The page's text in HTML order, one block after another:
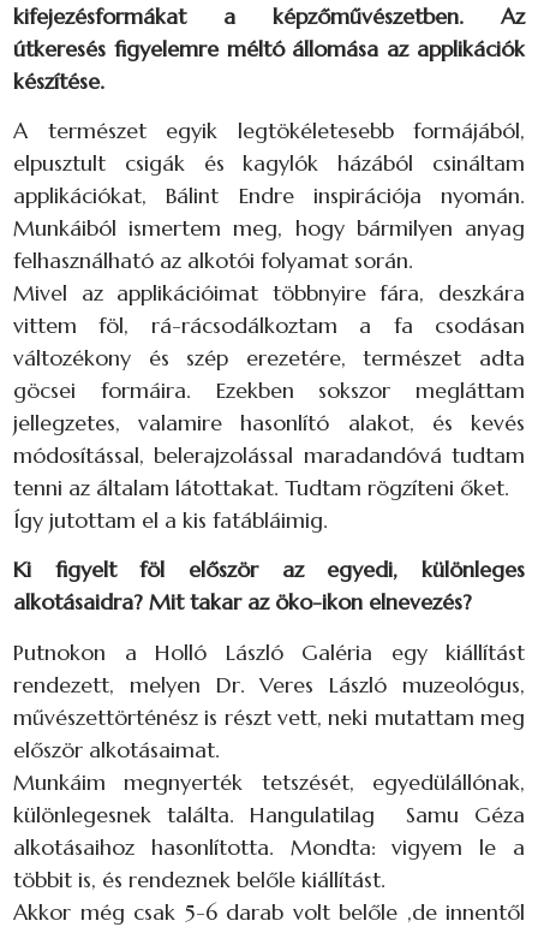
kifejezésformákat a képzőművészetben. Az
útkeresés figyelemre méltó állomása az applikációk
készítése.
A természet egyik legtökéletesebb formájából,
elpusztult csigák és kagylók házából csináltam
applikációkat, Bálint Endre inspirációja nyomán.
Munkáiból ismertem meg, hogy bármilyen anyag
felhasználható az alkotói folyamat során.
Mivel az applikációimat többnyire fára, deszkára
vittem föl, rá-rácsodálkoztam a fa csodásan
változékony és szép erezetére, természet adta
göcsei formáira. Ezekben sokszor megláttam
jellegzetes, valamire hasonlító alakot, és kevés
módosítással, belerajzolással maradandóvá tudtam
tenni az általam látottakat. Tudtam rögzíteni őket.
Így jutottam el a kis fatábláimig.
Ki figyelt föl először az egyedi, különleges
alkotásaidra? Mit takar az öko-ikon elnevezés?
Putnokon a Holló László Galéria egy kiállítást
rendezett, melyen Dr. Veres László muzeológus,
művészettörténész is részt vett, neki mutattam meg
először alkotásaimat.
Munkáim megnyerték tetszését, egyedülállónak,
különlegesnek találta. Hangulatilag Samu Géza
alkotásaihoz hasonlította. Mondta: vigyem le a
többit is, és rendeznek belőle kiállítást.
Akkor még csak 5-6 darab volt belőle ,de innentől